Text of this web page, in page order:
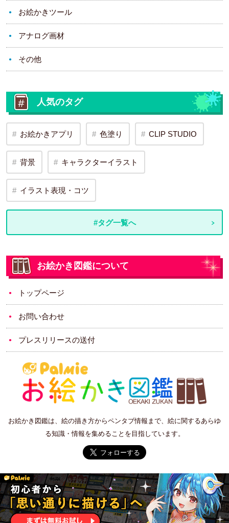
お絵かきツール
アナログ画材
その他
人気のタグ
お絵かきアプリ 色塗り CLIP STUDIO
背景 キャラクターイラスト
イラスト表現・コツ
#タグ一覧へ
お絵かき図鑑について
トップページ
お問い合わせ
プレスリリースの送付
お絵かき図鑑は、絵の描き方からペンタブ情報まで、絵に関するあらゆ
る知識・情報を集めることを目指しています。